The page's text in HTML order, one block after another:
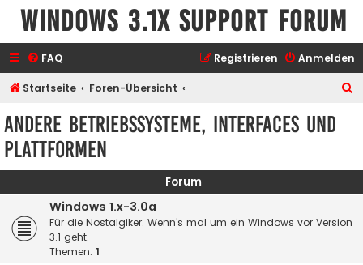
Windows 3.1x Support Forum
FAQ Anmelden
Registrieren
Startseite Foren-Übersicht
e
Andere Betriebssysteme, Interfaces und
Plattformen
Forum
Windows 1.x-3.0a
Für die Nostalgiker: Wenn's mal um ein Windows vor Version
3.1 geht.
Themen: 1